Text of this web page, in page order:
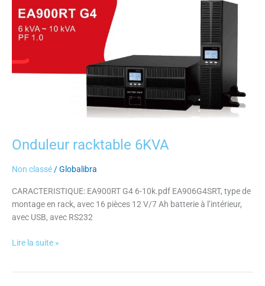
Potence
Onduleur racktable 6KVA
Non classé /Globalibra
CARACTERISTIQUE: EA900RT G4 6-10k.pdf EA906G4SRT, type de
montage en rack, avec 16 pièces 12 V/7 Ah batterie à l’intérieur,
avec USB, avec RS232
6KVA
Lire la suite »